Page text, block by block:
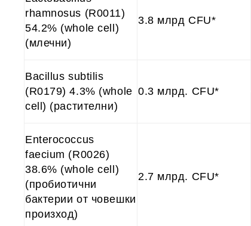
rhamnosus (R0011)
54.2% (whole cell)
(млечни)
3.8 млрд CFU*
Bacillus subtilis
(R0179) 4.3% (whole
cell) (растителни)
0.3 млрд. CFU*
Enterococcus
faecium (R0026)
38.6% (whole cell)
(пробиотични
бактерии от човешки
произход)
2.7 млрд. CFU*